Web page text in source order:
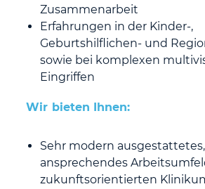
Zusammenarbeit
Erfahrungen in der Kinder-,
Geburtshilflichen- und
sowie bei komplexen
Eingriffen
Wir bieten Ihnen:
Sehr modern ausgestattetes,
ansprechendes
zukunftsorientierten